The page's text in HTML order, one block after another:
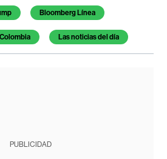
Bloomberg Línea
Las noticias del día
PUBLICIDAD